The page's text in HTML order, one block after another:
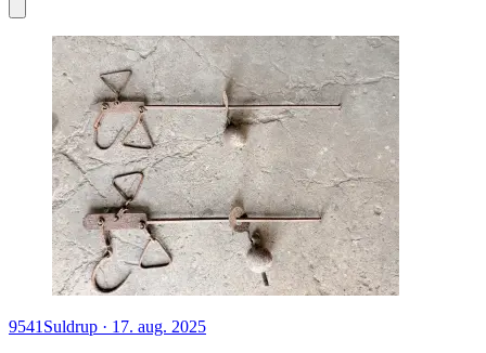
9541 Suldrup · 17. aug. 2025